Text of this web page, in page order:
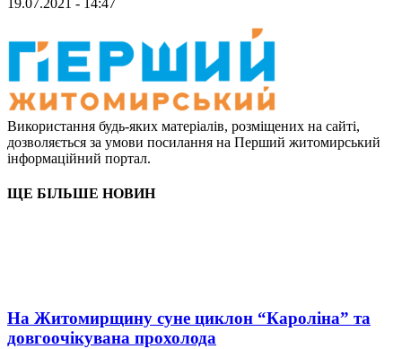
19.07.2021 - 14:47
Використання будь-яких матеріалів, розміщених на сайті,
дозволяється за умови посилання на Перший житомирський
інформаційний портал.
ЩЕ БІЛЬШЕ НОВИН
На Житомирщину суне циклон “Кароліна” та
довгоочікувана прохолода